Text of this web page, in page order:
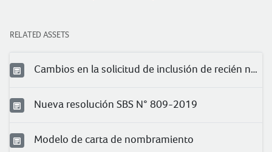
RELATED ASSETS
Cambios en la solicitud de inclusión de recién nacidos
Nueva resolución SBS N° 809-2019
Modelo de carta de nombramiento